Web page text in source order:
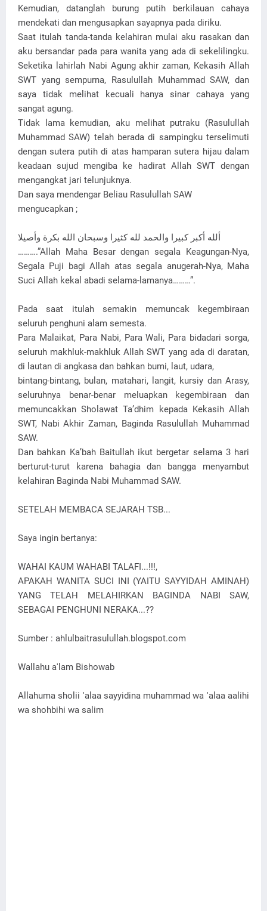
Kemudian, datanglah burung putih berkilauan cahaya
mendekati dan mengusapkan sayapnya pada diriku.
Saat itulah tanda-tanda kelahiran mulai aku rasakan dan
aku bersandar pada para wanita yang ada di sekelilingku.
Seketika lahirlah Nabi Agung akhir zaman, Kekasih Allah
SWT yang sempurna, Rasulullah Muhammad SAW, dan
saya tidak melihat kecuali hanya sinar cahaya yang
sangat agung.
Tidak lama kemudian, aku melihat putraku (Rasulullah
Muhammad SAW) telah berada di sampingku terselimuti
dengan sutera putih di atas hamparan sutera hijau dalam
keadaan sujud mengiba ke hadirat Allah SWT dengan
mengangkat jari telunjuknya.
Dan saya mendengar Beliau Rasulullah SAW
mengucapkan ;
ألله أكبر كبيرا والحمد لله كثيرا وسبحان الله بكرة وأصيلا
……….”Allah Maha Besar dengan segala Keagungan-Nya,
Segala Puji bagi Allah atas segala anugerah-Nya, Maha
Suci Allah kekal abadi selama-lamanya………”.
Pada saat itulah semakin memuncak kegembiraan
seluruh penghuni alam semesta.
Para Malaikat, Para Nabi, Para Wali, Para bidadari sorga,
seluruh makhluk-makhluk Allah SWT yang ada di daratan,
di lautan di angkasa dan bahkan bumi, laut, udara,
bintang-bintang, bulan, matahari, langit, kursiy dan Arasy,
seluruhnya benar-benar meluapkan kegembiraan dan
memuncakkan Sholawat Ta’dhim kepada Kekasih Allah
SWT, Nabi Akhir Zaman, Baginda Rasulullah Muhammad
SAW.
Dan bahkan Ka’bah Baitullah ikut bergetar selama 3 hari
berturut-turut karena bahagia dan bangga menyambut
kelahiran Baginda Nabi Muhammad SAW.
SETELAH MEMBACA SEJARAH TSB...
Saya ingin bertanya:
WAHAI KAUM WAHABI TALAFI...!!!,
APAKAH WANITA SUCI INI (YAITU SAYYIDAH AMINAH)
YANG TELAH MELAHIRKAN BAGINDA NABI SAW,
SEBAGAI PENGHUNI NERAKA...??
Sumber : ahlulbaitrasulullah.blogspot.com
Wallahu a'lam Bishowab
Allahuma sholii 'alaa sayyidina muhammad wa 'alaa aalihi
wa shohbihi wa salim